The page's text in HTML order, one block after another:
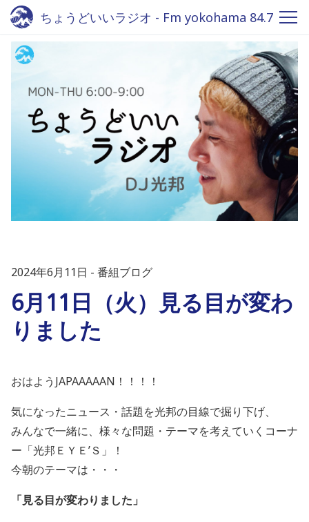
ちょうどいいラジオ - Fm yokohama 84.7
2024年6月11日 番組ブログ
6月11日（火）見る目が変わ
りました
おはようJAPAAAAAN！！！！
気になったニュース・話題を光邦の目線で掘り下げ、
みんなで一緒に、様々な問題・テーマを考えていくコーナ
ー「光邦ＥＹＥ’Ｓ」！
今朝のテーマは・・・
「見る目が変わりました 」